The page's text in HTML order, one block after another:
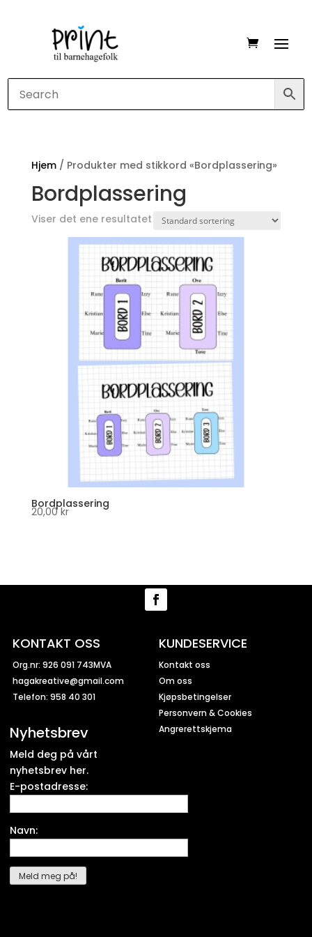
Hjem/ Produkter med stikkord «Bordplassering»
Bordplassering
Viser det ene resultatet
Bordplassering
20,00kr
KONTAKT OSS
Org.nr: 926 091 743MVA
hagakreative@gmail.com
Telefon: 958 40 301
Nyhetsbrev
Meld deg på vårt
nyhetsbrev her.
E-postadresse:
Navn:
KUNDESERVICE
Kontakt oss
Om oss
Kjøpsbetingelser
Personvern & Cookies
Angrerettskjema